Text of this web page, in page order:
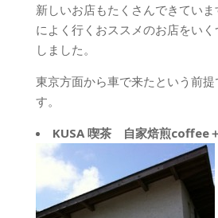
新しいお店もたくさんできてい
によく行くおススメのお店をい
しました。
東京方面から車で来たという前
す。
KUSA 喫茶 自家焙煎coffee